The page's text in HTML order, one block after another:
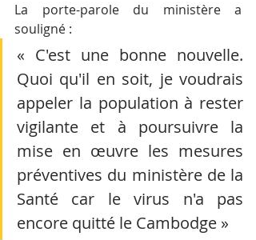
La porte-parole du ministère a
souligné :
« C'est une bonne nouvelle.
Quoi qu'il en soit, je voudrais
appeler la population à rester
vigilante et à poursuivre la
mise en œuvre les mesures
préventives du ministère de la
Santé car le virus n'a pas
encore quitté le Cambodge »